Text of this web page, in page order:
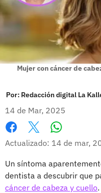
Mujer con cáncer de
Por: Redacción digital La
14 de Mar, 2025
Facebook
X
Actualizado: 14 de mar,
Un síntoma
dentista a descubrir que
cáncer de cabeza y cuello.